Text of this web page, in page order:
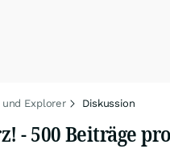
Explorer Diskussion
- 500 Beiträge